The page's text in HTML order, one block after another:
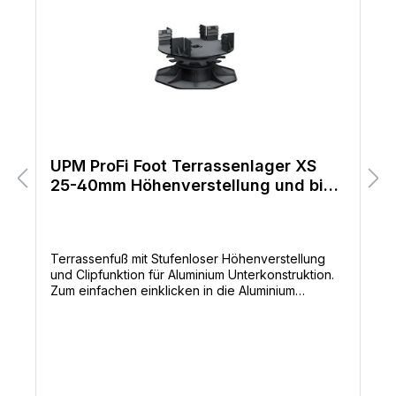
UPM ProFi Foot Terrassenlager XS
25-40mm Höhenverstellung und bis
Terrassenfuß mit Stufenloser Höhenverstellung
und Clipfunktion für Aluminium Unterkonstruktion.
Zum einfachen einklicken in die Aluminium